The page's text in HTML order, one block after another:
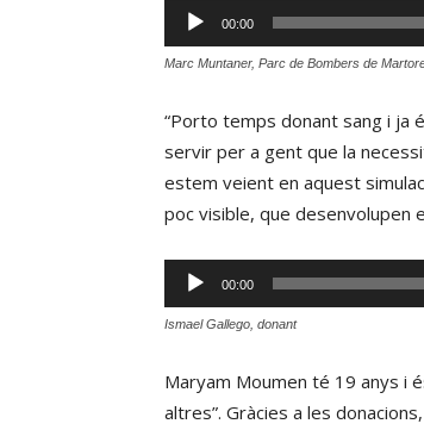
Reproductor
d'àudio
00:00
Marc Muntaner, Parc de Bombers de
“Porto temps donant sang i ja
servir per a gent que la
estem veient en aquest
poc visible, que desenvolupen
Reproductor
d'àudio
00:00
Ismael Gallego, donant
Maryam Moumen té 19 anys i
altres”. Gràcies a les